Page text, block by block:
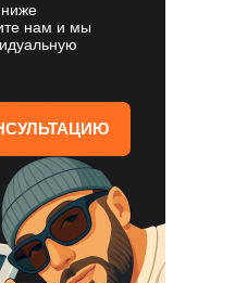
нам и мы